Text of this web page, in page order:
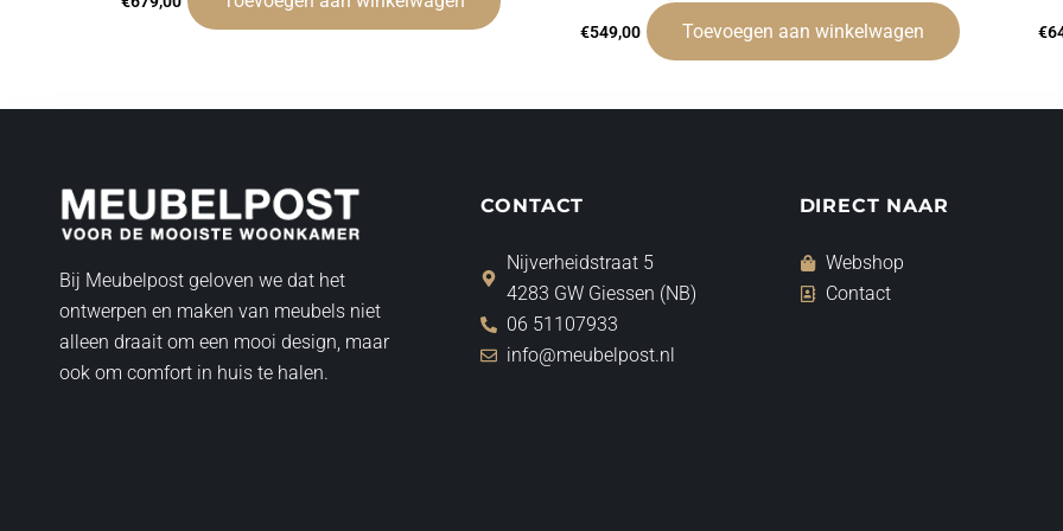
€549,00 Toevoegen aan winkelwagen €
Bij Meubelpost geloven we dat het
ontwerpen en maken van meubels niet
alleen draait om een mooi design, maar
ook om comfort in huis te halen.
CONTACT
Nijverheidstraat 5
4283 GW Giessen (NB)
06 51107933
info@meubelpost.nl
DIRECT NAAR
Webshop
Contact